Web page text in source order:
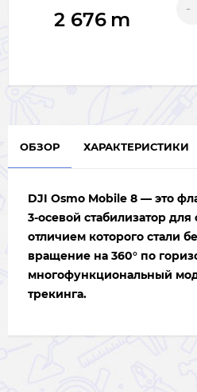
2 676 m -
ОБЗОР ХАРАКТЕРИСТИКИ
DJI Osmo Mobile 8 — это
3-осевой стабилизатор
отличием которого стали
вращение на 360° по
многофункциональный
трекинга.